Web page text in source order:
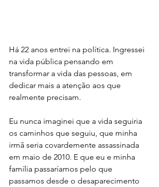
Há 22 anos entrei na política. Ingressei
na vida pública pensando em
transformar a vida das pessoas, em
dedicar mais a atenção aos que
realmente precisam.
Eu nunca imaginei que a vida seguiria
os caminhos que seguiu, que minha
irmã seria covardemente assassinada
em maio de 2010. E que eu e minha
família passaríamos pelo que
passamos desde o desaparecimento